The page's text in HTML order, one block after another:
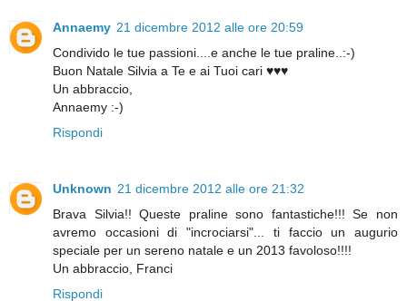
Annaemy 21 dicembre 2012 alle ore 20:59
Condivido le tue passioni....e anche le tue praline..:-)
Buon Natale Silvia a Te e ai Tuoi cari ♥♥♥
Un abbraccio,
Annaemy :-)
Rispondi
Unknown 21 dicembre 2012 alle ore 21:32
Brava Silvia!! Queste praline sono fantastiche!!! Se non
avremo occasioni di "incrociarsi"... ti faccio un augurio
speciale per un sereno natale e un 2013 favoloso!!!!
Un abbraccio, Franci
Rispondi